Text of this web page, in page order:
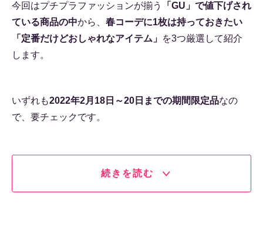
今回はプチプラファッションが揃う
「GU」で値下げされ
ている商品の中から、 春コーデに1枚は持っておきたい
「定番だけどおしゃれなアイテム」 を3つ厳選して紹介
します。
いずれも2022年2月18日～20日までの期間限定品なの
で、要チェックです。
続きを読む